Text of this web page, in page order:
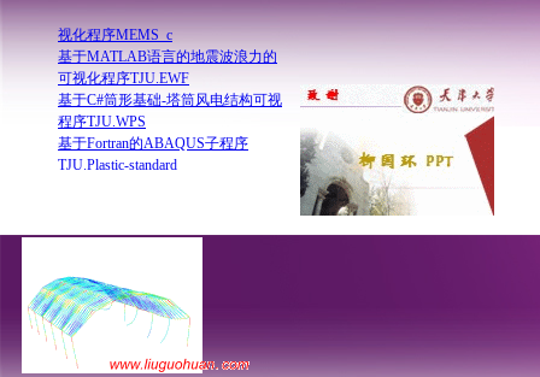
基于MATLAB语言的地震波浪力的
可视化程序TJU.EWF
基于C#筒形基础-塔筒风电结构可视
程序TJU.WPS
基于Fortran的ABAQUS子程序
TJU.Plastic-standard
基于MATLAB多点地震动所需功率
TJU.Plastic-Explicit
基于MATLAB的地表多点地震动可
视化程序MEMS_b
基于C#和.net的可视化接口程序
TJU.SAP2ABAQUS